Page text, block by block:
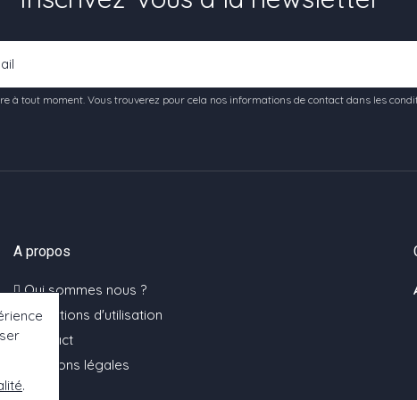
à tout moment. Vous trouverez pour cela nos informations de contact dans les
A propos
Qui sommes nous ?
Conditions d'utilisation
Contact
Mentions légales
.